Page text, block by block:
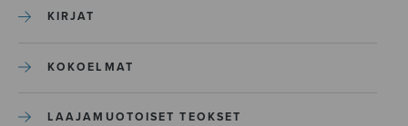
KIRJAT
KOKOELMAT
LAAJAMUOTOISET TEOKSET